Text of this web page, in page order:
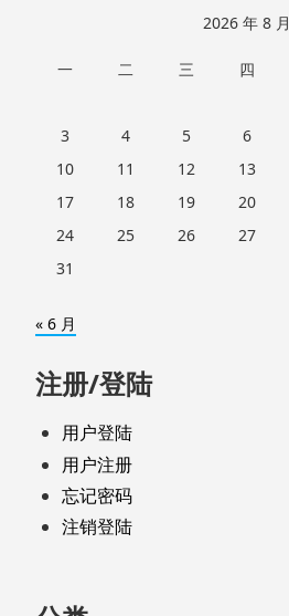
2026 年 8 月
一 二 三 四
3
4 5 6
10
11 12 13
17
18 19 20
24
25 26 27
31
« 6 月
注册/登陆
用户登陆
用户注册
忘记密码
注销登陆